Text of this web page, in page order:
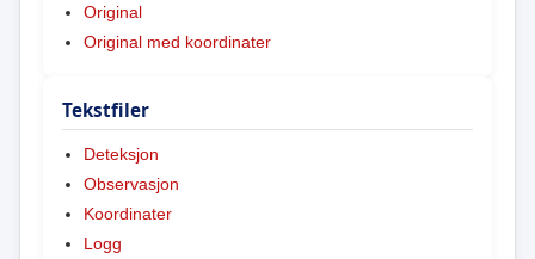
Original
Original med koordinater
Tekstfiler
Deteksjon
Observasjon
Koordinater
Logg